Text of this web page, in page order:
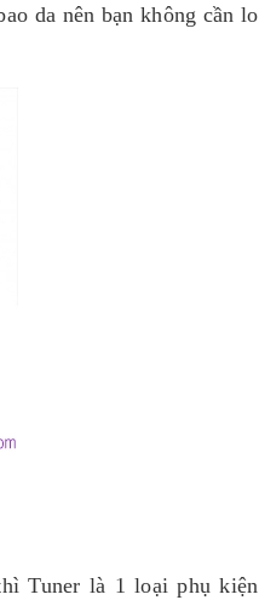
da nên bạn không cần lo
Tuner là 1 loại phụ kiện